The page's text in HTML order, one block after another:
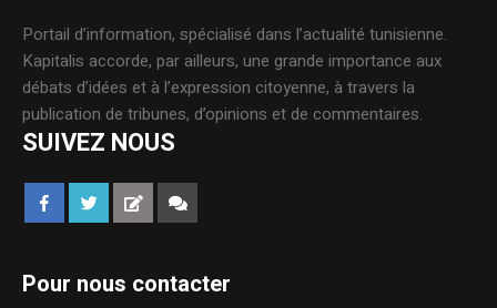
Portail d’information, spécialisé dans l’actualité tunisienne.
Kapitalis accorde, par ailleurs, une grande importance aux
débats d’idées et à l’expression citoyenne, à travers la
publication de tribunes, d’opinions et de commentaires.
SUIVEZ NOUS
Pour nous contacter